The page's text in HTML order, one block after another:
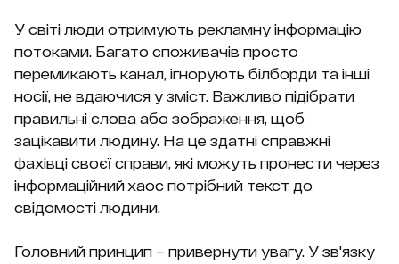
У світі люди отримують рекламну інформацію
потоками. Багато споживачів просто
перемикають канал, ігнорують білборди та інші
носії, не вдаючися у зміст. Важливо підібрати
правильні слова або зображення, щоб
зацікавити людину. На це здатні справжні
фахівці своєї справи, які можуть пронести через
інформаційний хаос потрібний текст до
свідомості людини.
Головний принцип – привернути увагу. У зв'язку